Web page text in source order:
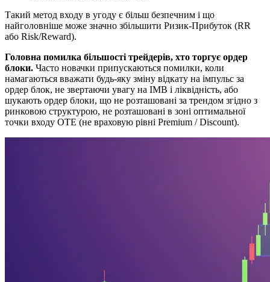
Такий метод входу в угоду є більш безпечним і що
найголовніше може значно збільшити Ризик-Прибуток (RR
або Risk/Reward).
Головна помилка більшості трейдерів, хто торгує ордер
блоки. Часто новачки припускаються помилки, коли
намагаються вважати будь-яку зміну відкату на імпульс за
ордер блок, не звертаючи увагу на IMB і ліквідність, або
шукають ордер блоки, що не розташовані за трендом згідно з
ринковою структурою, не розташовані в зоні оптимальної
точки входу OTE (не враховую рівні Premium / Discount).